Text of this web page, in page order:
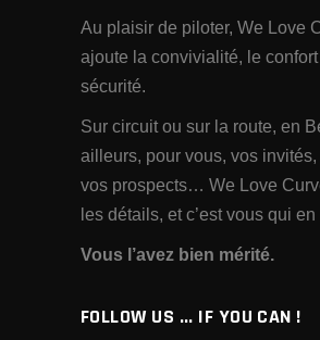
Au plaisir de piloter, We Love
ajoute la convivialité, le confort
sécurité.
Sur circuit ou sur la route, en
ailleurs, pour vous, vos
vos prospects… We Love
les détails, et c’est vous qui
Vous l’avez bien mérité.
FOLLOW US ... IF YOU CAN !